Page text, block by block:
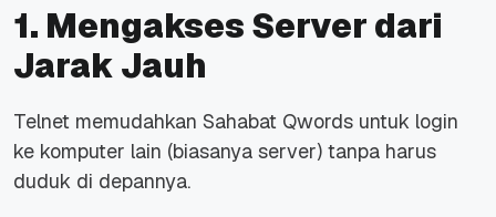
1. Mengakses Server dari
Jarak Jauh
Telnet memudahkan Sahabat Qwords untuk login
ke komputer lain (biasanya server) tanpa harus
duduk di depannya.